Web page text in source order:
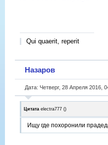
Qui quaerit, reperit
Назаров
Дата: Четверг, 28 Апреля 2016,
Цитата electra777 ()
Ищу где похоронили